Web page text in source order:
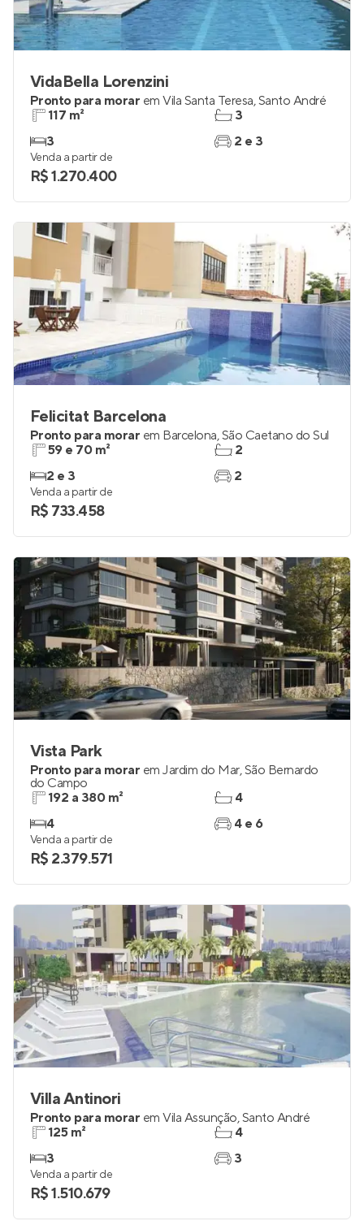
VidaBella Lorenzini
Pronto para morar em Vila Santa Teresa,Santo André
117 m²
3
3
2 e 3
Venda a partir de
R$ 1.270.400
Felicitat Barcelona
Pronto para morar em Barcelona,São Caetano do Sul
59 e 70 m²
2 e 3
2
2
Venda a partir de
R$ 733.458
Vista Park
Pronto para morar em Jardim do Mar,São Bernardo
do Campo
192 a 380 m²
4
4
4 e 6
Venda a partir de
R$ 2.379.571
Villa Antinori
Pronto para morar em Vila Assunção,Santo André
125 m²
3
4
3
Venda a partir de
R$ 1.510.679